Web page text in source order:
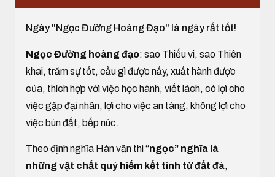
Ngày "Ngọc Đường Hoàng Đạo" là ngày rất tốt!
Ngọc Đường hoàng đạo: sao Thiếu vi, sao Thiên
khai, trăm sự tốt, cầu gì được nấy, xuất hành được
của, thích hợp với việc học hành, viết lách, có lợi cho
việc gặp đại nhân, lợi cho việc an táng, không lợi cho
việc bùn đất, bếp núc.
Theo định nghĩa Hán văn thì “ngọc” nghĩa là
những vật chất quý hiếm kết tinh từ đất đá,